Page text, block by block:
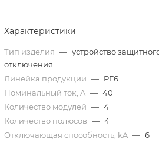
Характеристики
Тип изделия — устройство
отключения
Линейка продукции — PF6
Номинальный ток, A — 40
Количество модулей — 4
Количество полюсов — 4
Отключающая способность, kA — 6